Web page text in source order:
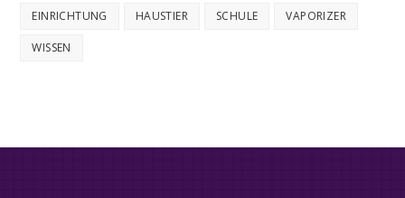
EINRICHTUNG HAUSTIER SCHULE VAPORIZER
WISSEN